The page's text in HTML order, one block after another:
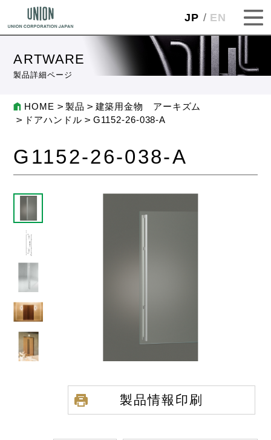
JP EN
ARTWARE
製品詳細ページ
HOME 製品
建築用金物 アーキズム
ドアハンドル
G1152-26-038-A
G1152-26-038-A
製品情報印刷